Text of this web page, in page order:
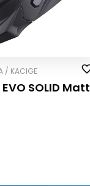
/ KACIGE
SOLID Matt